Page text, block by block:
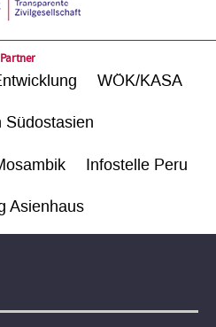
Partner
WÖK/KASA
Südostasien
Infostelle Peru
Asienhaus